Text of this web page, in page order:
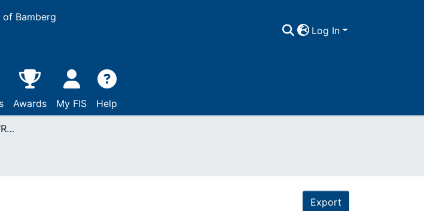
Bamberg
Log In
Awards My FIS Help
Zur Ikonographie des "Rennaissancesaales" von Schloss Geyerswörth zu Bamberg : Grotestkendekor und Jost Ammans "Freie Künste" in der Gestaltung des Hofmalers Georg Conradt d.Ä.
Export